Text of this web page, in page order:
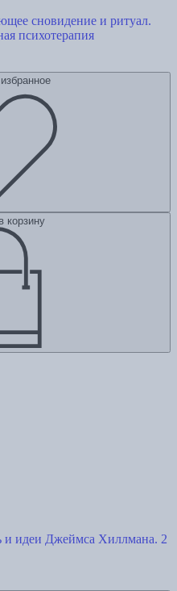
сновидение и ритуал.
психотерапия
корзину
и идеи Джеймса Хиллмана. 2